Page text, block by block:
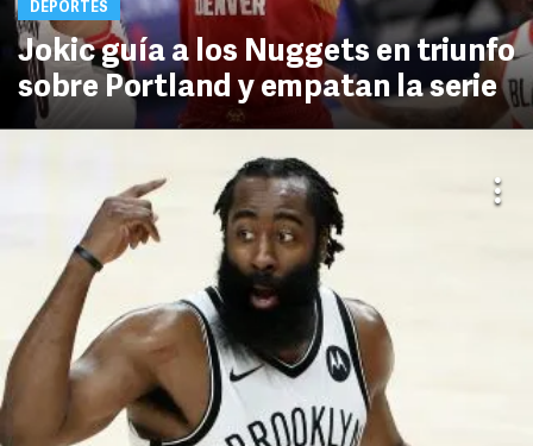
DEPORTES
Jokic guía a los Nuggets en triunfo
sobre Portland y empatan la serie